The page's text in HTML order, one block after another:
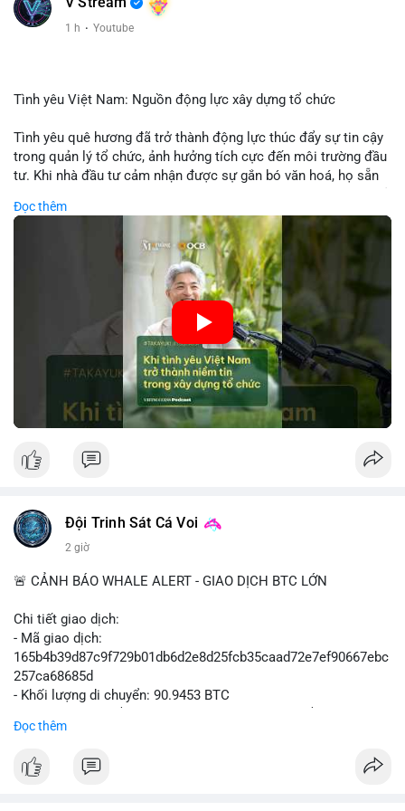
1 h · Youtube
Tình yêu Việt Nam: Nguồn động lực xây dựng tổ chức
Tình yêu quê hương đã trở thành động lực thúc đẩy sự tin cậy
trong quản lý tổ chức, ảnh hưởng tích cực đến môi trường đầu
tư. Khi nhà đầu tư cảm nhận được sự gắn bó văn hoá, họ sẵn
các công ty blockchain và tiền mã hoá. Sự tăng cường niềm
tin này giúp giảm rủi ro thị trường, cải thiện chi phí vốn và thúc
đẩy sự phát triển bền vững của ngành công nghệ tài chính. Các
nhà quản lý cần khai thác tinh thần này để xây dựng chiến lược
phát triển bền vững và thu hút vốn đầu tư.
🎥 Xem video trực tiếp tại:
Nguồn: VIETSUCCESS
Đọc thêm
Đội Trinh Sát Cá Voi
2 giờ
🚨 CẢNH BÁO WHALE ALERT - GIAO DỊCH BTC LỚN
Chi tiết giao dịch:
- Mã giao dịch:
165b4b39d87c9f729b01db6d2e8d25fcb35caad72e7ef90667ebc
257ca68685d
- Khối lượng di chuyển: 90.9453 BTC
USD)
Đọc thêm